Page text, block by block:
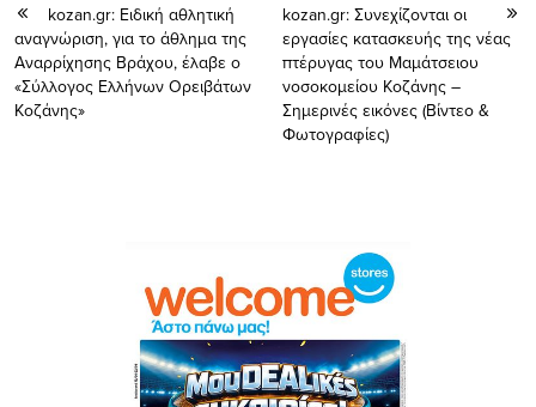
kozan.gr: Ειδική αθλητική
αναγνώριση, για το άθλημα της
Αναρρίχησης Βράχου, έλαβε ο
«Σύλλογος Ελλήνων Ορειβάτων
Κοζάνης»
kozan.gr: Συνεχίζονται οι
εργασίες κατασκευής της νέας
πτέρυγας του Μαμάτσειου
νοσοκομείου Κοζάνης –
Σημερινές εικόνες (Βίντεο &
Φωτογραφίες)